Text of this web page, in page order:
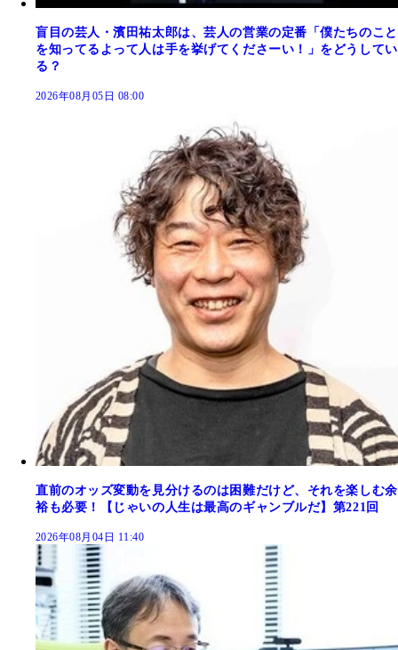
盲目の芸人・濱田祐太郎は、芸人の営業の定番「僕たちのこと
を知ってるよって人は手を挙げてくださーい！」をどうしてい
る？
2026年08月05日 08:00
直前のオッズ変動を見分けるのは困難だけど、それを楽しむ余
裕も必要！【じゃいの人生は最高のギャンブルだ】第221回
2026年08月04日 11:40